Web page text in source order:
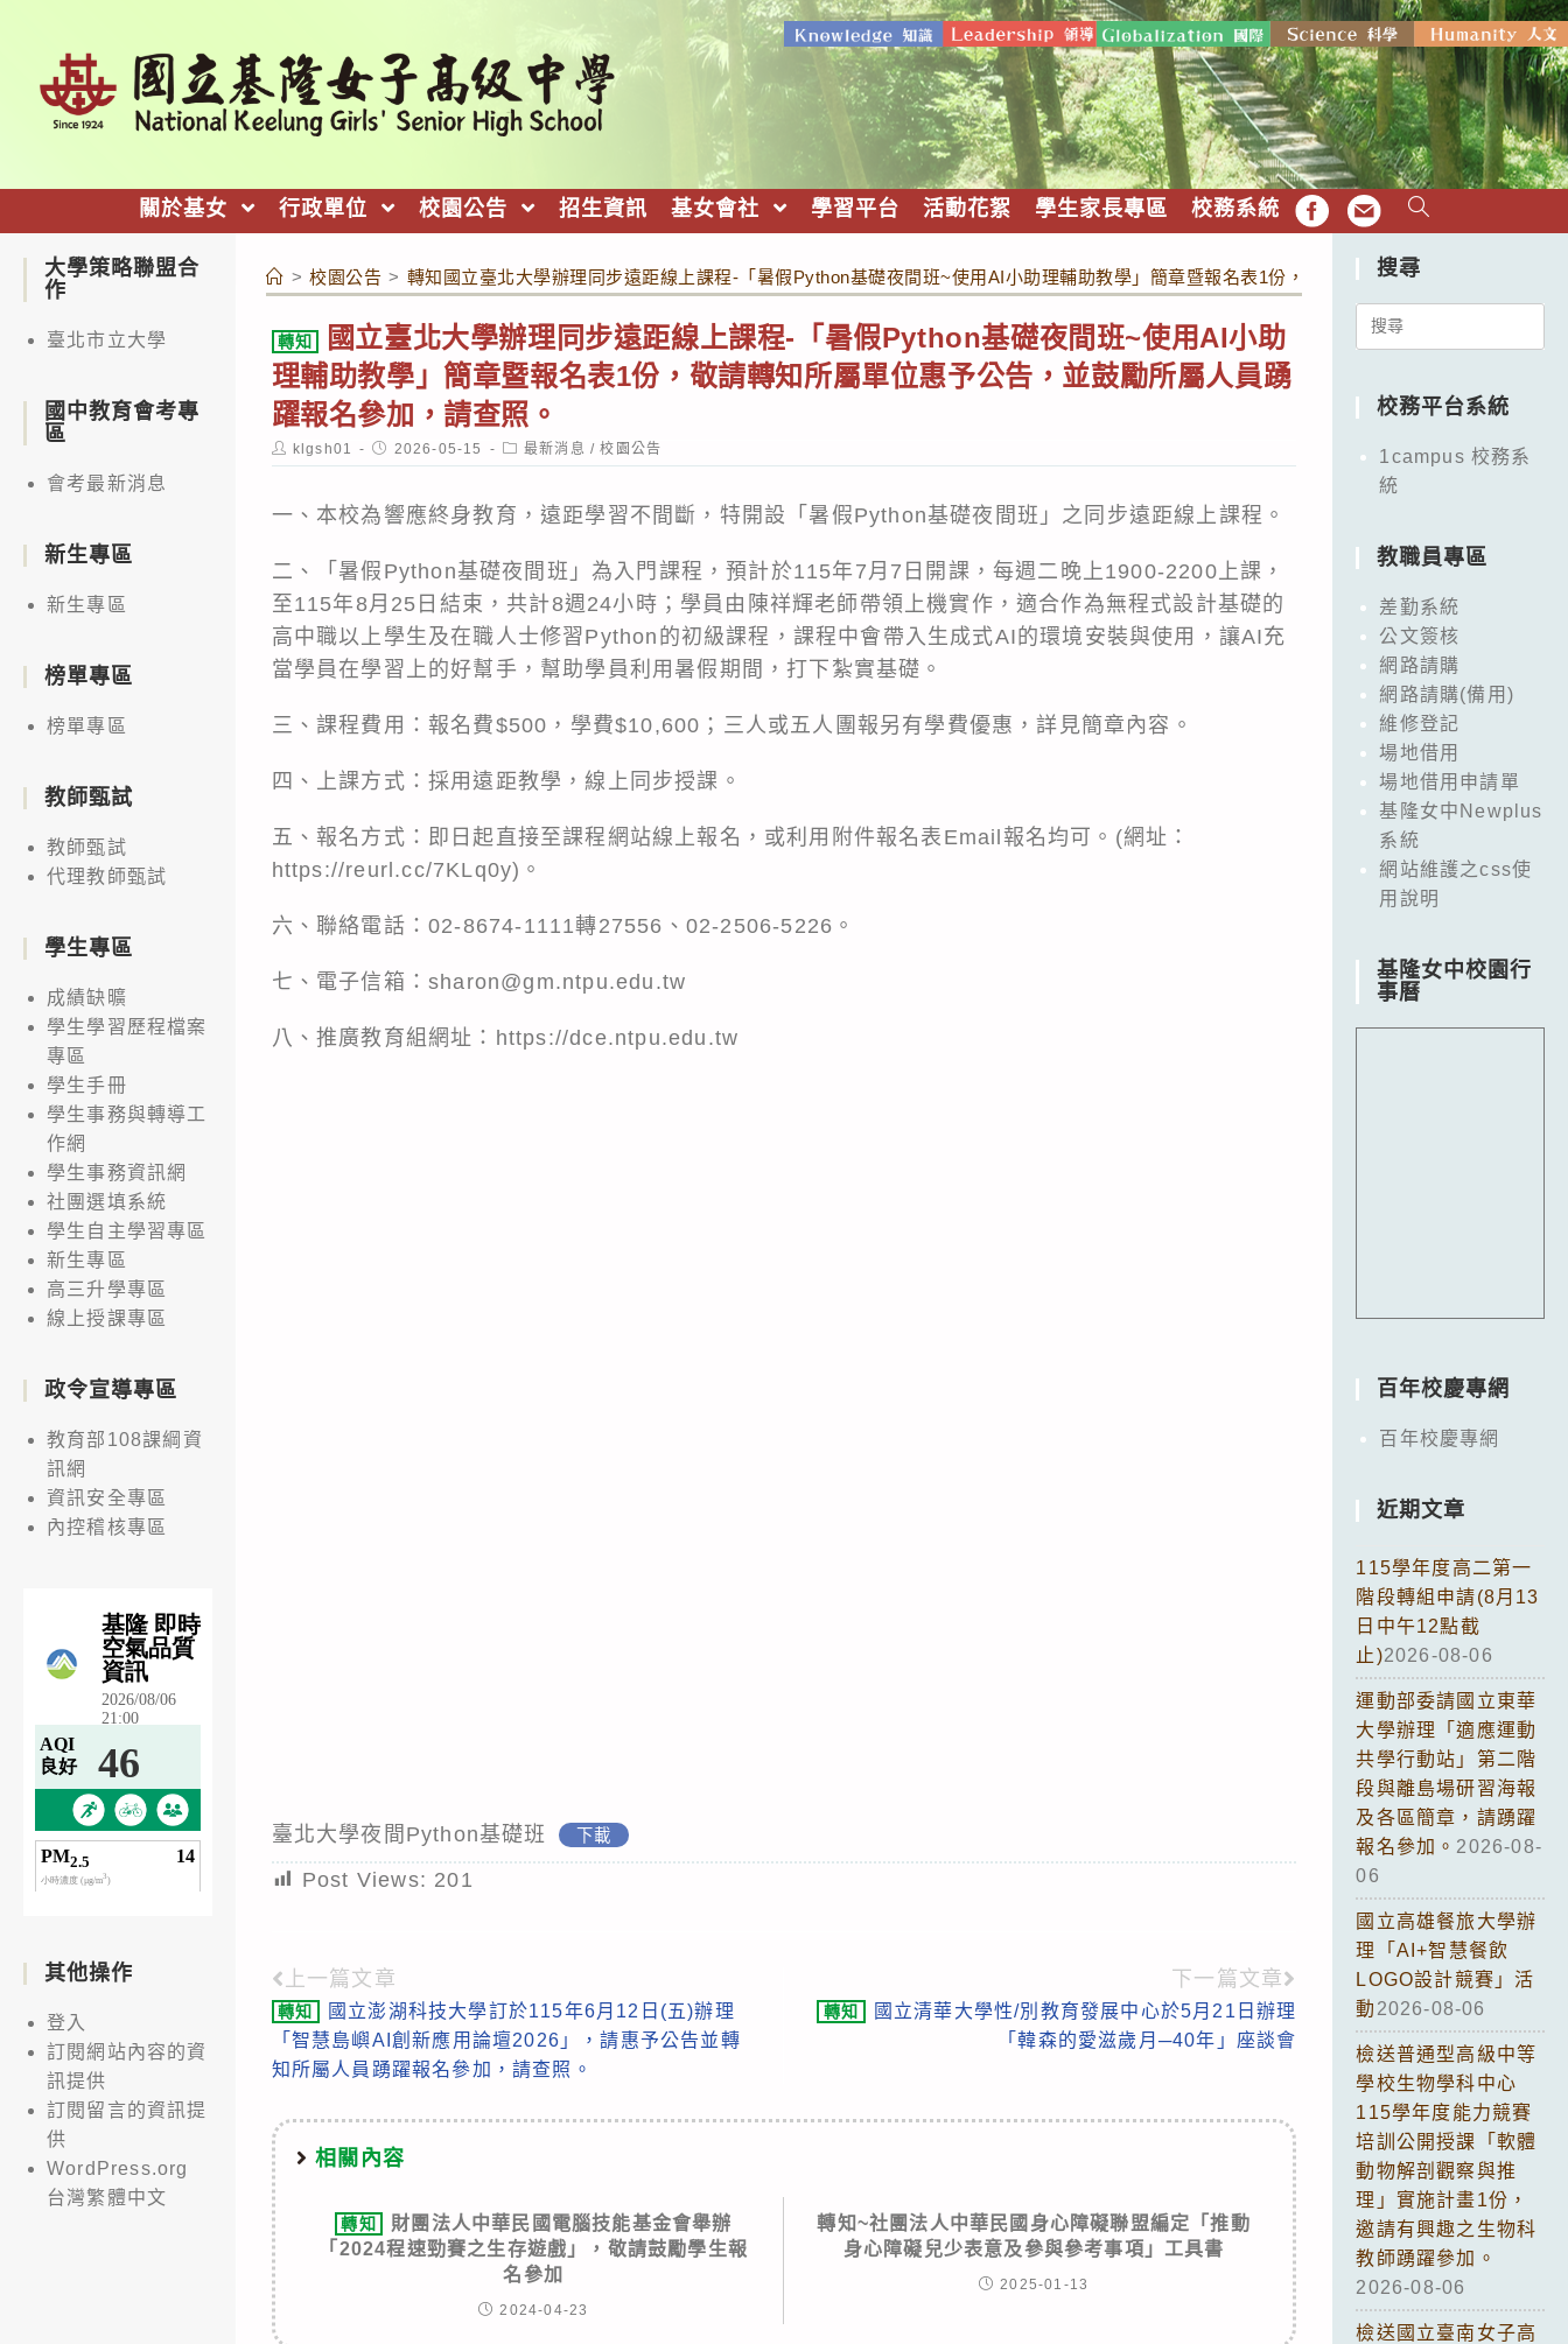
關於基女 行政單位 校園公告 招生資訊 基女會社 學習平台 活動花絮 學生家長專區 校務系統 FB EMAIL
> 校園公告 > 轉知國立臺北大學辦理同步遠距線上課程-「暑假Python基礎夜間班~使用AI小助理輔助教學」簡章暨報名表1份，敬請轉知所屬單位惠予公告，
轉知
國立臺北大學辦理同步遠距線上課程-「暑假Python基礎夜間班~使用AI小助
理輔助教學」簡章暨報名表1份，敬請轉知所屬單位惠予公告，並鼓勵所屬人員踴
躍報名參加，請查照。
Post
author:
klgsh01
Post
published:
2026-05-15
Post
category:
最新消息 / 校園公告
一、本校為響應終身教育，遠距學習不間斷，特開設「暑假Python基礎夜間班」之同步遠距線上課程。
二、「暑假Python基礎夜間班」為入門課程，預計於115年7月7日開課，每週二晚上1900-2200上課，
至115年8月25日結束，共計8週24小時；學員由陳祥輝老師帶領上機實作，適合作為無程式設計基礎的
高中職以上學生及在職人士修習Python的初級課程，課程中會帶入生成式AI的環境安裝與使用，讓AI充
當學員在學習上的好幫手，幫助學員利用暑假期間，打下紮實基礎。
三、課程費用：報名費$500，學費$10,600；三人或五人團報另有學費優惠，詳見簡章內容。
四、上課方式：採用遠距教學，線上同步授課。
五、報名方式：即日起直接至課程網站線上報名，或利用附件報名表Email報名均可。(網址：
https://reurl.cc/7KLq0y)。
六、聯絡電話：02-8674-1111轉27556、02-2506-5226。
七、電子信箱：sharon@gm.ntpu.edu.tw
八、推廣教育組網址： https://dce.ntpu.edu.tw
臺北大學夜間Python基礎班 下載
Post Views: 201
Read
more
articles
上一篇文章
轉知
國立澎湖科技大學訂於115年6月12日(五)辦理
「智慧島嶼AI創新應用論壇2026」，請惠予公告並轉
知所屬人員踴躍報名參加，請查照。
下一篇文章
轉知
國立清華大學性/別教育發展中心於5月21日辦理
「韓森的愛滋歲月─40年」座談會
相關內容
轉知
財團法人中華民國電腦技能基金會舉辦
「2024程速勁賽之生存遊戲」，敬請鼓勵學生報
名參加
2024-04-23
轉知~社團法人中華民國身心障礙聯盟編定「推動
身心障礙兒少表意及參與參考事項」工具書
2025-01-13
大學策略聯盟合
作
臺北市立大學
國中教育會考專
區
會考最新消息
新生專區
新生專區
榜單專區
榜單專區
教師甄試
教師甄試
代理教師甄試
學生專區
成績缺曠
學生學習歷程檔案
專區
學生手冊
學生事務與轉導工
作網
學生事務資訊網
社團選填系統
學生自主學習專區
新生專區
高三升學專區
線上授課專區
政令宣導專區
教育部108課綱資
訊網
資訊安全專區
內控稽核專區
其他操作
登入
訂閱網站內容的資
訊提供
訂閱留言的資訊提
供
WordPress.org
台灣繁體中文
搜尋
Search
校務平台系統
1campus 校務系
統
教職員專區
差勤系統
公文簽核
網路請購
網路請購(備用)
維修登記
場地借用
場地借用申請單
基隆女中Newplus
系統
網站維護之css使
用說明
基隆女中校園行
事曆
百年校慶專網
百年校慶專網
近期文章
115學年度高二第一
階段轉組申請(8月13
日中午12點截
止)2026-08-06
運動部委請國立東華
大學辦理「適應運動
共學行動站」第二階
段與離島場研習海報
及各區簡章，請踴躍
報名參加。 2026-08-
06
國立高雄餐旅大學辦
理「AI+智慧餐飲
LOGO設計競賽」活
動 2026-08-06
檢送普通型高級中等
學校生物學科中心
115學年度能力競賽
培訓公開授課「軟體
動物解剖觀察與推
理」實施計畫1份，
邀請有興趣之生物科
教師踴躍參加。
2026-08-06
檢送國立臺南女子高